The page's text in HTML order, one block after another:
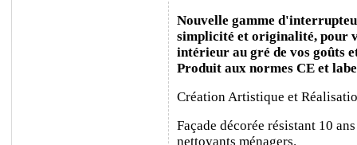
Nouvelle gamme
simplicité et originalité, pour
intérieur au gré de vos goûts
Produit aux normes CE et
Création Artistique et
Façade décorée résistant 10
nettoyants ménagers.